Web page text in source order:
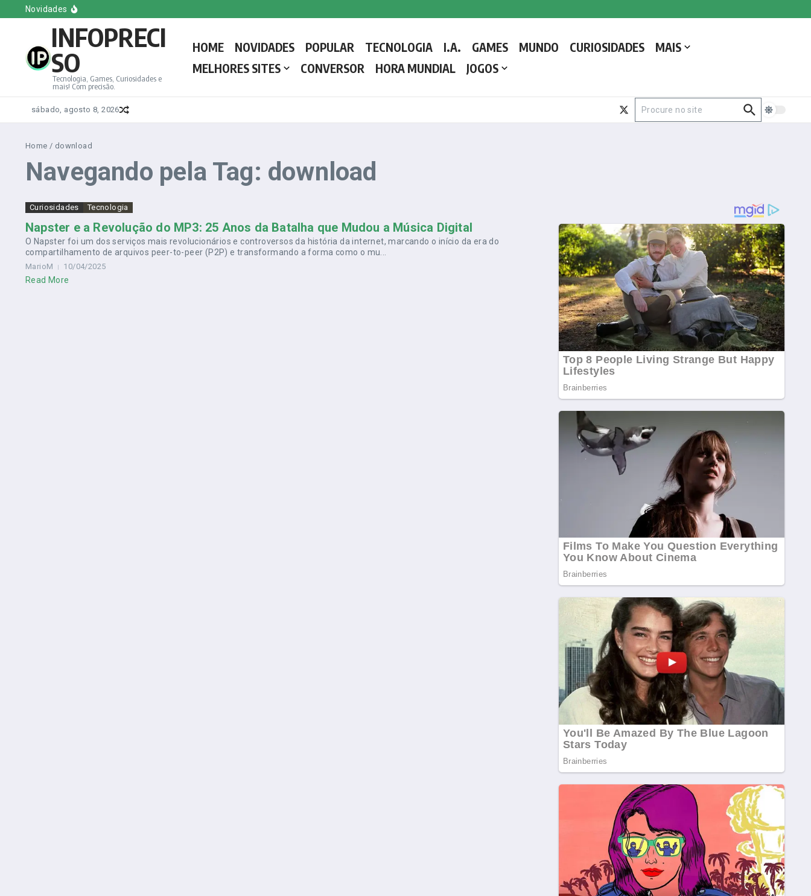
Ir para o conteúdo
Novidades
Conheça o Novo Papa Leão XIV, o Primeiro Americano a Liderar a Igreja Católica
Melhores Sites e Blogs de Games do Brasil
Melhores sites e Blogs de Tecnologia em Espanhol
Saiba tudo sobre a votação do novo Papa: Regras, detalhes e como o Conclave decide o próximo líder da Igreja Católica
INFOPRECI
SO
Tecnologia, Games, Curiosidades e
mais! Com precisão.
HOME NOVIDADES POPULAR TECNOLOGIA I.A. GAMES MUNDO CURIOSIDADES
MAIS
MELHORES SITES
CONVERSOR HORA MUNDIAL JOGOS
sábado, agosto 8, 2026
Home / download
Navegando pela Tag: download
Curiosidades Tecnologia
Napster e a Revolução do MP3: 25 Anos da Batalha que Mudou a Música Digital
O Napster foi um dos serviços mais revolucionários e controversos da história da internet, marcando o início da era do
compartilhamento de arquivos peer-to-peer (P2P) e transformando a forma como o mu...
MarioM 10/04/2025
Read More